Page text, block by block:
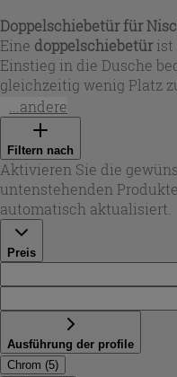
Doppelschiebetür für
Eine doppelschiebetürist
Einstieg in die Dusche
gleichzeitig wenig Platz
dieser Auswahl findest
mit zwei mittig laufenden
Montage – so passt sich
dein Bad an. Je nach
verschiedenen Breiten
Verstellbereiche an die
für eine saubere
...andere
Filtern nach
Aktivieren Sie die
untenstehenden
automatisch aktualisiert.
Preis
Ausführung der profile
Chrom (5)